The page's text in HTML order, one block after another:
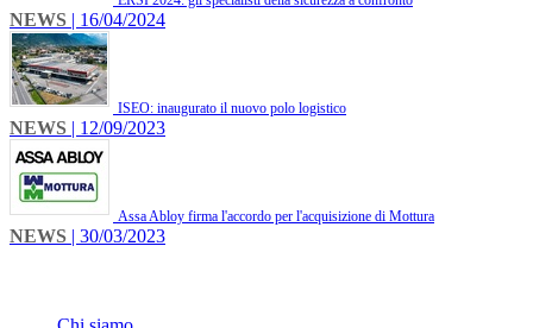
NEWS | 16/04/2024
ISEO: inaugurato il nuovo polo logistico
NEWS | 12/09/2023
Assa Abloy firma l'accordo per l'acquisizione di Mottura
NEWS | 30/03/2023